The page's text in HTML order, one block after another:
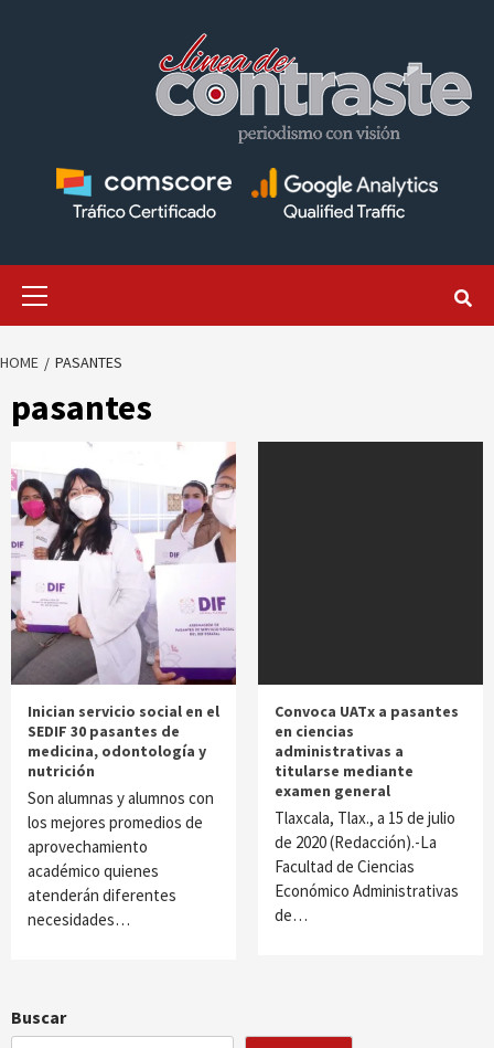
HOME PASANTES
pasantes
Inician servicio social en el
SEDIF 30 pasantes de
medicina, odontología y
nutrición
Son alumnas y alumnos con
los mejores promedios de
aprovechamiento
académico quienes
atenderán diferentes
necesidades…
Convoca UATx a pasantes
en ciencias
administrativas a
titularse mediante
examen general
Tlaxcala, Tlax., a 15 de julio
de 2020 (Redacción).-La
Facultad de Ciencias
Económico Administrativas
de…
Buscar